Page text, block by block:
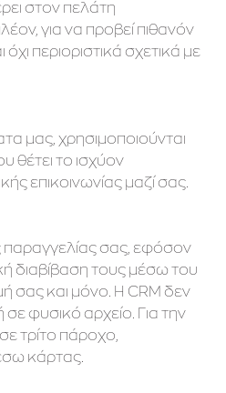
στον πελάτη
για να προβεί πιθανόν
περιοριστικά σχετικά με
μας, χρησιμοποιούνται
θέτει το ισχύον
επικοινωνίας μαζί σας.
παραγγελίας σας, εφόσον
διαβίβαση τους μέσω του
σας και μόνο. Η CRM δεν
φυσικό αρχείο. Για την
τρίτο πάροχο,
κάρτας.